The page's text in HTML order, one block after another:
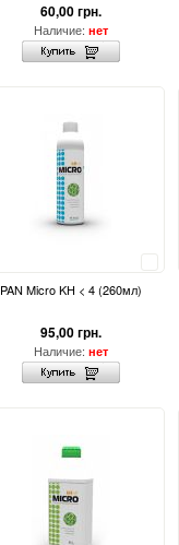
60,00 грн.
Наличие: нет
PAN Micro KH < 4 (260мл)
95,00 грн.
Наличие: нет